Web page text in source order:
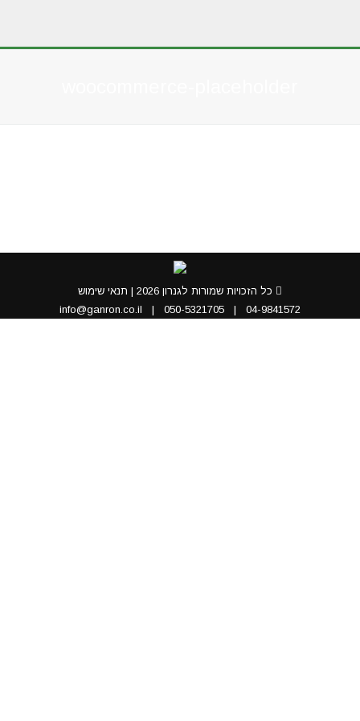
כל הזכויות שמורות לגנרון 2026 |
תנאי שימוש
04-9841572
|
050-5321705
|
info@ganron.co.il